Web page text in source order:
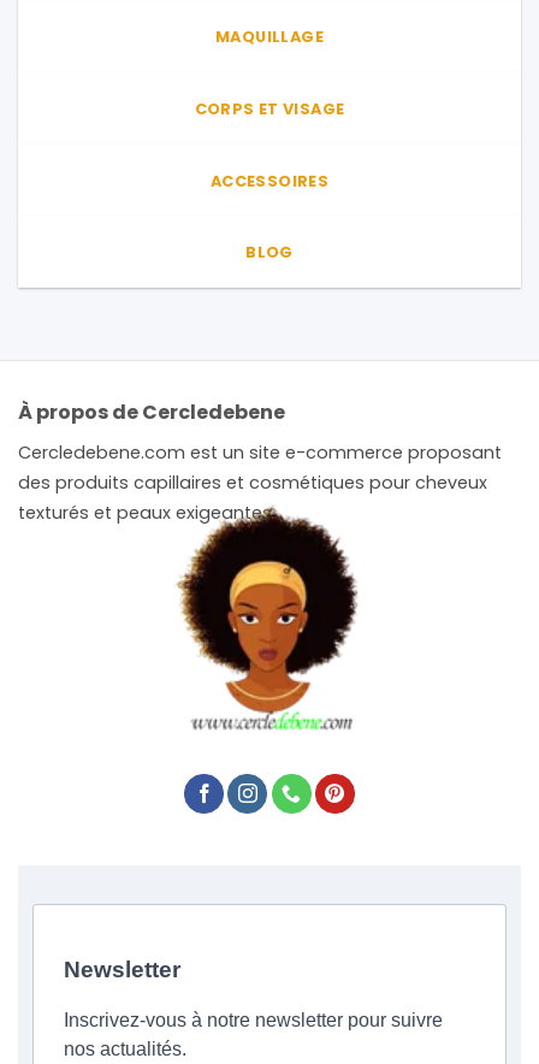
MAQUILLAGE
CORPS ET VISAGE
ACCESSOIRES
BLOG
À propos de Cercledebene
Cercledebene.com est un site e-commerce proposant
des produits capillaires et cosmétiques pour cheveux
texturés et peaux exigeantes.
Newsletter
Inscrivez-vous à notre newsletter pour suivre
nos actualités.